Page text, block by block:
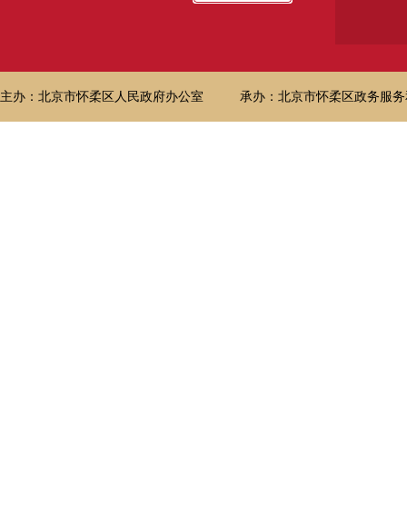
主办：北京市怀柔区人民政府办公室 承办：北京市怀柔区政务服